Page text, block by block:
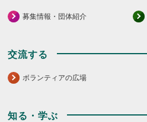
募集情報・団体紹介
交流する
ボランティアの広場
知る・学ぶ